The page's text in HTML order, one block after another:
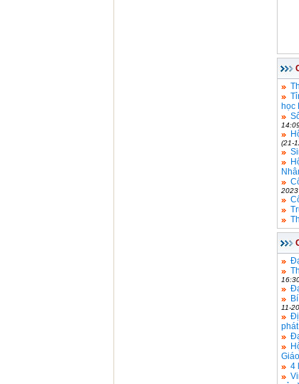
học
(21-
11-
4